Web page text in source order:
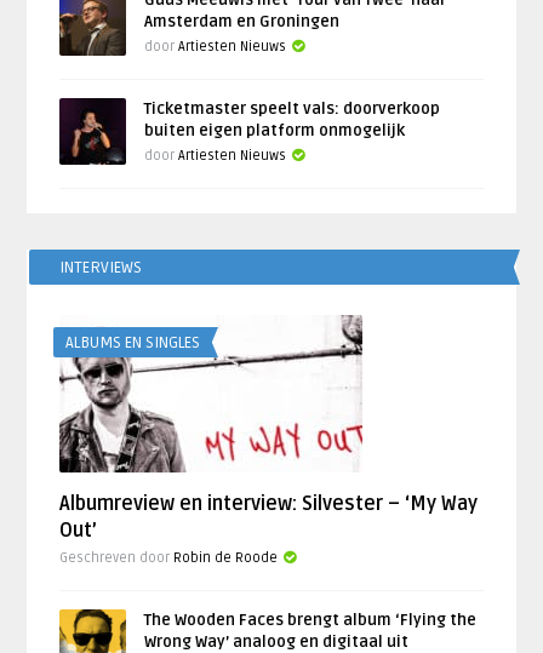
Amsterdam en Groningen
doorArtiesten Nieuws
Ticketmaster speelt vals: doorverkoop
buiten eigen platform onmogelijk
doorArtiesten Nieuws
INTERVIEWS
ALBUMS EN SINGLES
Albumreview en interview: Silvester – ‘My Way
Out’
Geschreven door Robin de Roode
The Wooden Faces brengt album ‘Flying the
Wrong Way’ analoog en digitaal uit